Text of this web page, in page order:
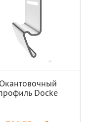
Окантовочный
Docke